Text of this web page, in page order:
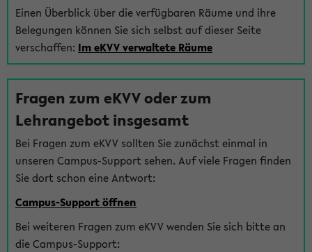
Einen Überblick über die verfügbaren Räume und ihre
Belegungen können Sie sich selbst auf dieser Seite
verschaffen: Im eKVV verwaltete Räume
Fragen zum eKVV oder zum
Lehrangebot insgesamt
Bei Fragen zum eKVV sollten Sie zunächst einmal in
unseren Campus-Support sehen. Auf viele Fragen finden
Sie dort schon eine Antwort:
Campus-Support öffnen
Bei weiteren Fragen zum eKVV wenden Sie sich bitte an
die Campus-Support: